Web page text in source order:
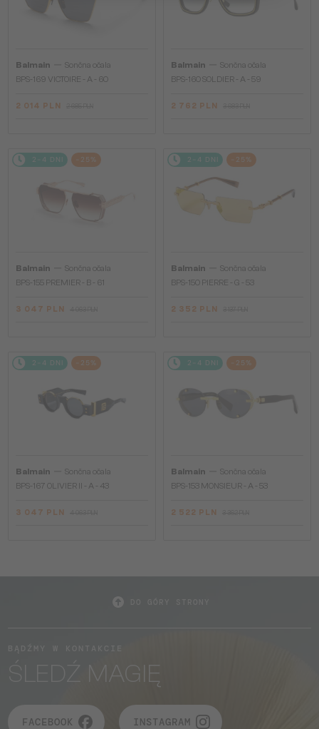
Balmain
Sončna očala
BPS-169 VICTOIRE - A - 60
2 014 PLN
Balmain
Sončna očala
BPS-160 SOLDIER - A - 59
2 762 PLN
2-4 DNI -25%
Balmain
Sončna očala
BPS-155 PREMIER - B - 61
3 047 PLN
2-4 DNI -25%
Balmain
Sončna očala
BPS-150 PIERRE - G - 53
2 352 PLN
2-4 DNI -25%
Balmain
Sončna očala
BPS-167 OLIVIER II - A - 43
3 047 PLN
2-4 DNI -25%
Balmain
Sončna očala
BPS-153 MONSIEUR - A - 53
2 522 PLN
ŚLEDŹ MAGIĘ
FACEBOOK INSTAGRAM